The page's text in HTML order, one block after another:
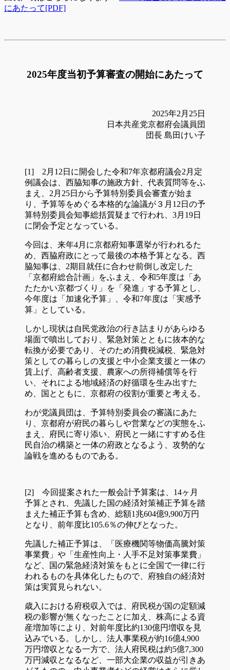
にあたって[PDF]
2025年度当初予算審査の開始にあたって
2025年2月25日
日本共産党京都府会議員団
団長 島田けい子
[1] 2月12日に開会した令和7年京都府議会2月定
例議会は、西脇知事の施政方針、代表質問等をふ
まえ、2月25日から予算特別委員会審査が始ま
り、予算等をめぐる本格的な論議が３月12日の予
算特別委員会知事総括質疑まで行われ、3月19日
に閉会予定となっている。
今回は、来年4月に京都府知事選挙が行われるた
め、西脇府政にとって最後の本格予算となる。西
脇知事は、2期目就任に合わせ前倒し改定した
「京都府総合計画」をふまえ、令和5年度は「あ
たたかい京都づくり」を「発進」する予算とし、
今年度は「加速化予算」、令和7年度は「実感予
算」としている。
しかし現状は自民党政治の行き詰まりがあらゆる
場面で噴出しており、緊急対策とともに抜本的な
転換が必要であり、そのため消費税減税、緊急対
策としての暮らしの支援と中小企業支援と一体の
賃上げ、高齢者支援、農家への所得補償等を行
い、それによる地域経済の好循環を生み出すた
め、国とともに、京都府の役割が重要と考える。
わが党議員団は、予算特別委員会の審議にあた
り、京都府が府民の暮らしや営業などの実態をふ
まえ、府民に寄り添い、府民と一緒にすすめる住
民自治の構築と一体の府政となるよう、攻勢的な
論戦を進めるものである。
[2] 今回提案された一般会計予算案は、14ヶ月
予算とされ、先議した国の経済対策補正予算を踏
まえた補正予算も含め、総額1兆604億9,900万円
となり、前年度比105.6％の伸びとなった。
先議した補正予算は、「医療機関等物価高騰対策
事業費」や「生産性向上・人手不足対策事業費」
など、国の緊急経済対策をもとに全国で一律に行
われるものを具体化したもので、府独自の経済対
策は実質見られない。
歳入における府税収入では、府民税が国の定額減
税の影響が無くなったことに加え、株高による資
産増加等により、対前年度比約130億円増収を見
込みでいる。しかし、法人事業税が約16億4,900
万円増収となる一方で、法人府民税は約5億7,300
万円減収となるなど、一部大企業の収益が引きあ